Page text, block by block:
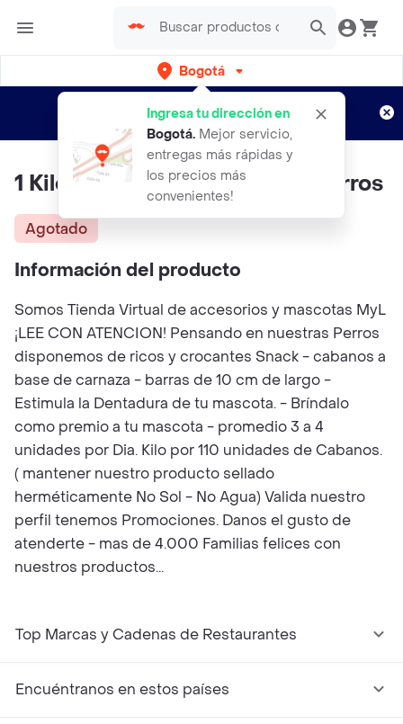
Bogotá
Ingresa tu dirección en
Bogotá. Mejor servicio,
entregas más rápidas y
los precios más
convenientes!
envíos gratis por semanas
Aplican TyC
1 Kilo - Cabanos Snack Para Perros
Agotado
Información del producto
Somos Tienda Virtual de accesorios y mascotas MyL
¡LEE CON ATENCION! Pensando en nuestras Perros
disponemos de ricos y crocantes Snack - cabanos a
base de carnaza - barras de 10 cm de largo -
Estimula la Dentadura de tu mascota. - Bríndalo
como premio a tu mascota - promedio 3 a 4
unidades por Dia. Kilo por 110 unidades de Cabanos.
( mantener nuestro producto sellado
herméticamente No Sol - No Agua) Valida nuestro
perfil tenemos Promociones. Danos el gusto de
atenderte - mas de 4.000 Familias felices con
nuestros productos...
Top Marcas y Cadenas de Restaurantes
Encuéntranos en estos países